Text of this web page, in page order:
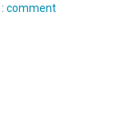
: comment